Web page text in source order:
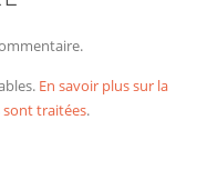
En savoir plus sur la
sont traitées.